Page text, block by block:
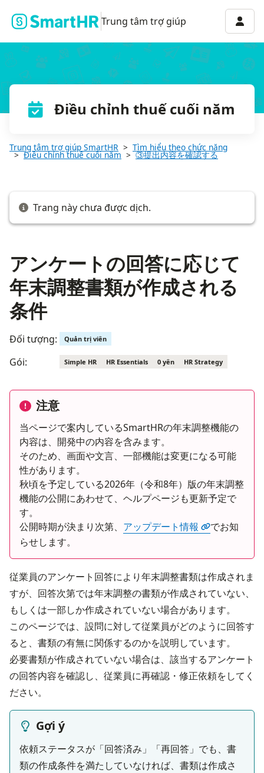
Trung tâm trợ giúp
Điều chỉnh thuế cuối năm
Trung tâm trợ giúp SmartHR Tìm hiểu theo chức năng
Điều chỉnh thuế cuối năm ③提出内容を確認する
Trang này chưa được dịch.
アンケートの回答に応じて
年末調整書類が作成される
条件
Đối tượng: Quản trị viên
Gói: Simple HR HR Essentials 0 yên HR Strategy
注意
当ページで案内しているSmartHRの年末調整機能の
内容は、開発中の内容を含みます。
そのため、画面や文言、一部機能は変更になる可能
性があります。
秋頃を予定している2026年（令和8年）版の年末調整
機能の公開にあわせて、ヘルプページも更新予定で
す。
公開時期が決まり次第、 アップデート情報
でお知
らせします。
従業員のアンケート回答により年末調整書類は作成されま
すが、回答次第では年末調整の書類が作成されていない、
もしくは一部しか作成されていない場合があります。
このページでは、設問に対して従業員がどのように回答す
ると、書類の有無に関係するのかを説明しています。
必要書類が作成されていない場合は、該当するアンケート
の回答内容を確認し、従業員に再確認・修正依頼をしてく
ださい。
Gợi ý
依頼ステータスが「回答済み」「再回答」でも、書
類の作成条件を満たしていなければ、書類は作成さ